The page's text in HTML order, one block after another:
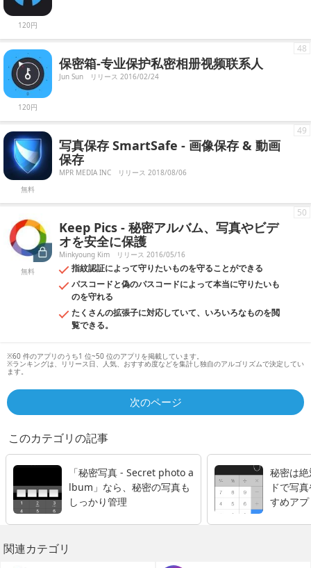
120円
120円
保密箱-专业保护私密相册视频联系人
Jun Sun リリース 2016/02/24
48
無料
写真保存 SmartSafe - 画像保存 & 動画
保存
MPR MEDIA INC リリース 2018/08/06
49
無料
Keep Pics - 秘密アルバム、写真やビデ
オを安全に保護
Minkyoung Kim リリース 2016/05/16
指紋認証によって守りたいものを守ることができる
パスコードと偽のパスコードによって本当に守りたいも
のを守れる
たくさんの拡張子に対応していて、いろいろなものを閲
覧できる。
50
※60 件のアプリのうち1 位~50 位のアプリを掲載しています。
※ランキングは、リリース日、人気、おすすめ度などを集計し独自のアルゴリズムで決定してい
ます。
次のページ
このカテゴリの記事
「秘密写真 - Secret photo a
lbum」なら、秘密の写真も
しっかり管理
秘密は
ドで写
すめア
関連カテゴリ